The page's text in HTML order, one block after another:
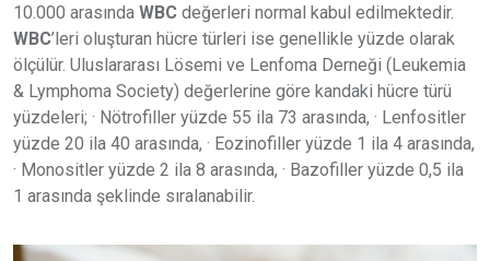
10.000 arasında WBC değerleri normal kabul edilmektedir.
WBC’leri oluşturan hücre türleri ise genellikle yüzde olarak
ölçülür. Uluslararası Lösemi ve Lenfoma Derneği (Leukemia
& Lymphoma Society) değerlerine göre kandaki hücre türü
yüzdeleri; · Nötrofiller yüzde 55 ila 73 arasında, · Lenfositler
yüzde 20 ila 40 arasında, · Eozinofiller yüzde 1 ila 4 arasında,
· Monositler yüzde 2 ila 8 arasında, · Bazofiller yüzde 0,5 ila
1 arasında şeklinde sıralanabilir.